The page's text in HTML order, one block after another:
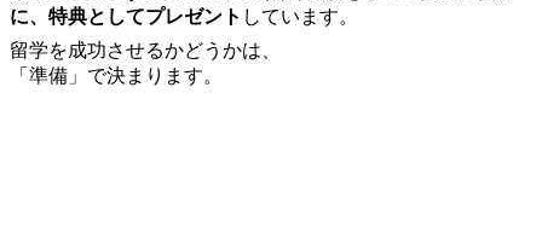
に、特典としてプレゼント しています。
留学を成功させるかどうかは、
「準備」で決まります。